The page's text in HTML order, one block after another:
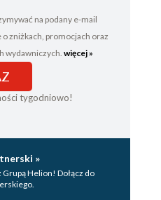
na podany e-mail
zniżkach, promocjach oraz
wydawniczych. więcej »
tygodniowo!
»
Grupą Helion! Dołącz do